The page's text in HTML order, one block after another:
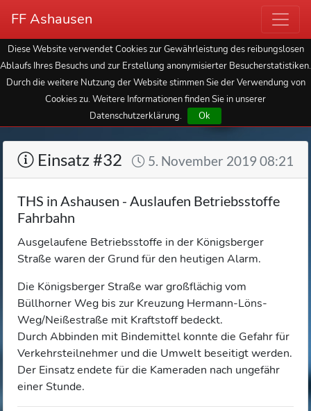
FF Ashausen
Diese Website verwendet Cookies zur Gewährleistung des reibungslosen
Ablaufs Ihres Besuchs und zur Erstellung anonymisierter Besucherstatistiken.
Durch die weitere Nutzung der Website stimmen Sie der Verwendung von
Cookies zu. Weitere Informationen finden Sie in unserer
Datenschutzerklärung.
Ok
Einsatz #32 5. November 2019 08:21
THS in Ashausen - Auslaufen Betriebsstoffe
Fahrbahn
Ausgelaufene Betriebsstoffe in der Königsberger
Straße waren der Grund für den heutigen Alarm.
Die Königsberger Straße war großflächig vom
Büllhorner Weg bis zur Kreuzung Hermann-Löns-
Weg/Neißestraße mit Kraftstoff bedeckt.
Durch Abbinden mit Bindemittel konnte die Gefahr für
Verkehrsteilnehmer und die Umwelt beseitigt werden.
Der Einsatz endete für die Kameraden nach ungefähr
einer Stunde.